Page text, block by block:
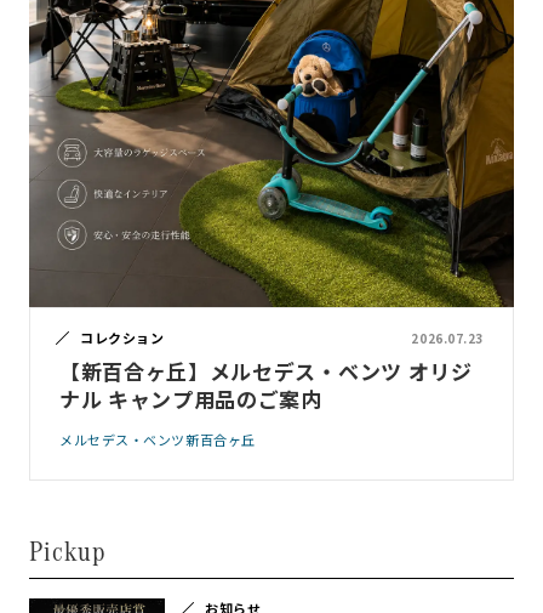
コレクション 2026.07.23
【新百合ヶ丘】メルセデス・ベンツ オリジ
ナル キャンプ用品のご案内
メルセデス・ベンツ新百合ヶ丘
Pickup
お知らせ